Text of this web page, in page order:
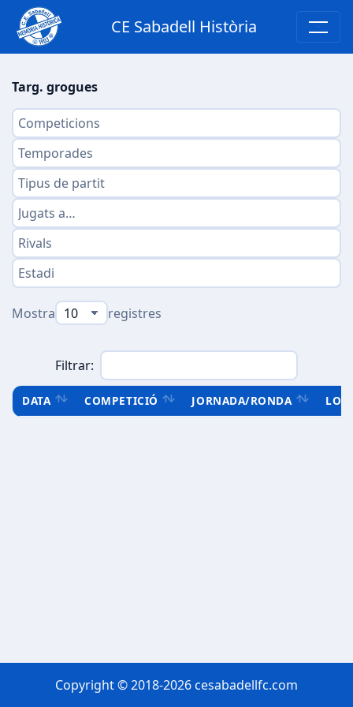
CE Sabadell Història
Targ. grogues
Mostra registres
Filtrar:
DATA COMPETICIÓ JORNADA/RONDA
Copyright © 2018-2026 cesabadellfc.com